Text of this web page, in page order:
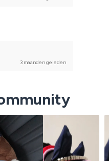
3 maanden geleden